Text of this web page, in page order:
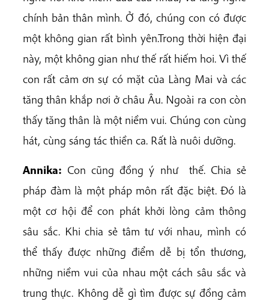
chính bản thân mình. Ở đó, chúng con có được
một không gian rất bình yên.Trong thời hiện đại
này, một không gian như thế rất hiếm hoi. Vì thế
con rất cảm ơn sự có mặt của Làng Mai và các
tăng thân khắp nơi ở châu Âu. Ngoài ra con còn
thấy tăng thân là một niềm vui. Chúng con cùng
hát, cùng sáng tác thiền ca. Rất là nuôi dưỡng.
Annika: Con cũng đồng ý như thế. Chia sẻ
pháp đàm là một pháp môn rất đặc biệt. Đó là
một cơ hội để con phát khởi lòng cảm thông
sâu sắc. Khi chia sẻ tâm tư với nhau, mình có
thể thấy được những điểm dễ bị tổn thương,
những niềm vui của nhau một cách sâu sắc và
trung thực. Không dễ gì tìm được sự đồng cảm